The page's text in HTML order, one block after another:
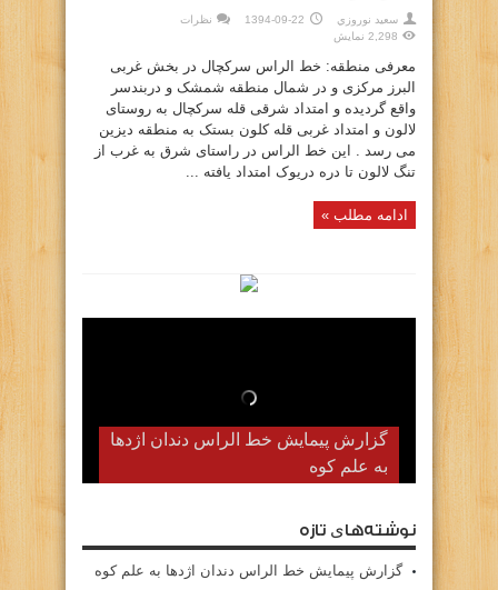
سعيد نوروزي 1394-09-22
نظرات
2,298 نمایش
معرفی منطقه: خط الراس سرکچال در بخش غربی
البرز مرکزی و در شمال منطقه شمشک و دربندسر
واقع گردیده و امتداد شرقی قله سرکچال به روستای
لالون و امتداد غربی قله کلون بستک به منطقه دیزین
می رسد . این خط الراس در راستای شرق به غرب از
تنگ لالون تا دره دریوک امتداد یافته ...
ادامه مطلب »
گزارش پیمایش خط الراس دندان اژدها
به علم کوه
گزارش پیمایش زمستانه خط الراس
هفت خوان به علم کوه( دیماه ۱۴۰۲)
نوشته‌های تازه
گزارش پیمایش خط الراس دندان اژدها به علم کوه